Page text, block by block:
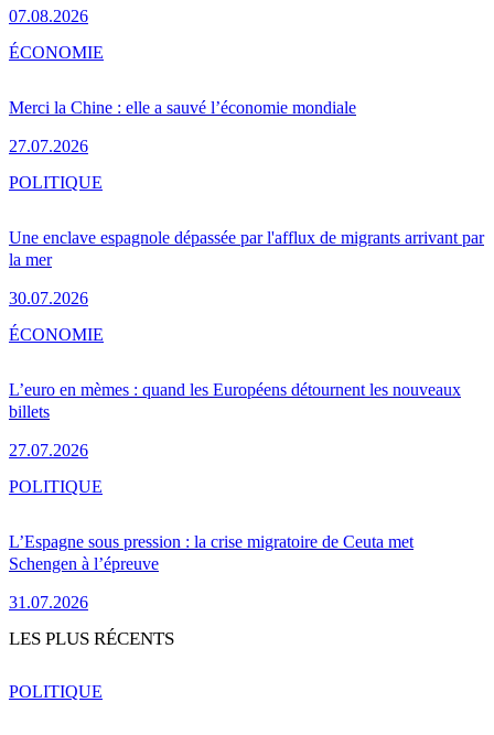
07.08.2026
Merci la Chine : elle a sauvé l’économie mondiale
27.07.2026
ÉCONOMIE
Une enclave espagnole dépassée par l'afflux de migrants arrivant par
la mer
30.07.2026
POLITIQUE
L’euro en mèmes : quand les Européens détournent les nouveaux
billets
27.07.2026
ÉCONOMIE
L’Espagne sous pression : la crise migratoire de Ceuta met
Schengen à l’épreuve
31.07.2026
POLITIQUE
LES PLUS RÉCENTS
POLITIQUE